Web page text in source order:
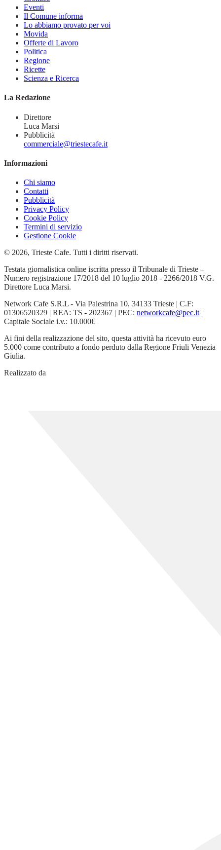
Eventi
Il Comune informa
Lo abbiamo provato per voi
Movida
Offerte di Lavoro
Politica
Regione
Ricette
Scienza e Ricerca
La Redazione
Direttore
Luca Marsi
Pubblicità
commerciale@triestecafe.it
Informazioni
Chi siamo
Contatti
Pubblicità
Privacy Policy
Cookie Policy
Termini di servizio
Gestione Cookie
© 2026, Trieste Cafe. Tutti i diritti riservati.
Testata giornalistica online iscritta presso il Tribunale di Trieste –
Numero registrazione 17/2018 del 10 luglio 2018 - 2266/2018 V.G.
Direttore Luca Marsi.
Network Cafe S.R.L - Via Palestrina 10, 34133 Trieste | C.F:
01306520329 | REA: TS - 202367 | PEC: networkcafe@pec.it |
Capitale Sociale i.v.: 10.000€
Ai fini della realizzazione del sito, questa attività ha ricevuto euro
5.000 come contributo a fondo perduto dalla Regione Friuli Venezia
Giulia.
Realizzato da